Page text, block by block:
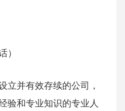
）
立并有效存续的公司，
验和专业知识的专业人